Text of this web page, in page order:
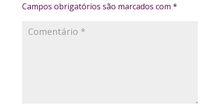
Campos obrigatórios são marcados com *